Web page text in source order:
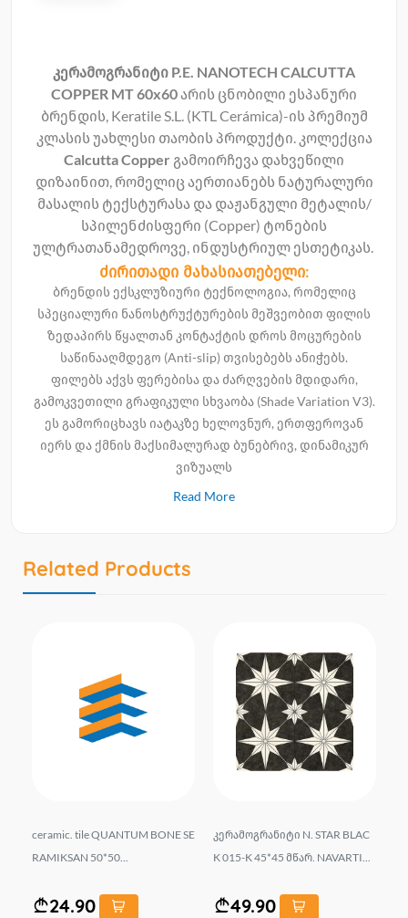
კერამოგრანიტი P.E. NANOTECH CALCUTTA
COPPER MT 60x60არის ცნობილი ესპანური
ბრენდის, Keratile S.L. (KTL Cerámica)-ის პრემიუმ
კლასის უახლესი თაობის პროდუქტი. კოლექცია
Calcutta Copper გამოირჩევა დახვეწილი
დიზაინით, რომელიც აერთიანებს ნატურალური
მასალის ტექსტურასა და დაჟანგული მეტალის/
სპილენძისფერი (Copper) ტონების
ულტრათანამედროვე, ინდუსტრიულ ესთეტიკას.
ძირითადი მახასიათებელი:
ბრენდის ექსკლუზიური ტექნოლოგია, რომელიც
სპეციალური ნანოსტრუქტურების მეშვეობით ფილის
ზედაპირს წყალთან კონტაქტის დროს მოცურების
საწინააღმდეგო (Anti-slip) თვისებებს ანიჭებს.
ფილებს აქვს ფერებისა და ძარღვების მდიდარი,
გამოკვეთილი გრაფიკული სხვაობა (Shade Variation V3).
ეს გამორიცხავს იატაკზე ხელოვნურ, ერთფეროვან
იერს და ქმნის მაქსიმალურად ბუნებრივ, დინამიკურ
ვიზუალს
Read More
Related Products
ceramic. tile QUANTUM BONE SE
RAMIKSAN 50*50...
24.90
კერამოგრანიტი N. STAR BLAC
K 015-K 45*45 მწარ. NAVARTI...
49.90